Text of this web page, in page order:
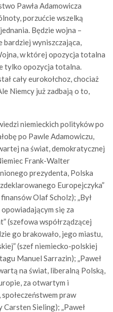
Pawła Adamowicza
porzućcie wszelką
Będzie wojna –
bardziej wyniszczająca,
w której opozycja totalna
tylko opozycja totalna.
cały eurokołchoz, chociaż
Niemcy już zadbają o to,
niemieckich polityków po
po Pawle Adamowiczu,
na świat, demokratycznej
Frank-Walter
prezydenta, Polska
Europejczyka”
Olaf Scholz); „Był
się za
(szefowa współrządzącej
go brakowało, jego miastu,
(szef niemiecko-polskiej
Manuel Sarrazin); „Paweł
na świat, liberalną Polską,
za otwartym i
praw
Sieling); „Paweł